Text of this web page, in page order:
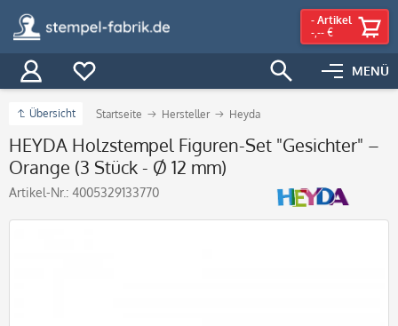
MENÜ
- Artikel
-,-- €
Übersicht Startseite Hersteller Heyda
HEYDA Holzstempel Figuren-Set "Gesichter" –
Orange (3 Stück - Ø 12 mm)
Artikel-Nr.: 4005329133770